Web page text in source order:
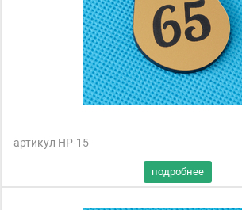
артикул НР-15